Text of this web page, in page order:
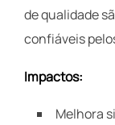
de qualidade
confiáveis
Impactos:
Melhora